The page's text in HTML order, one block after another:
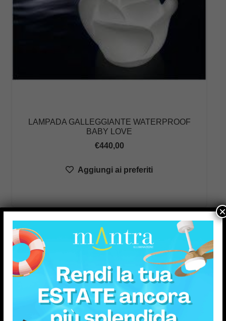
LAMPADA GALLEGGIANTE WATERPROOF
BABY LOVE
€440,00
Aggiungi ai preferiti
×